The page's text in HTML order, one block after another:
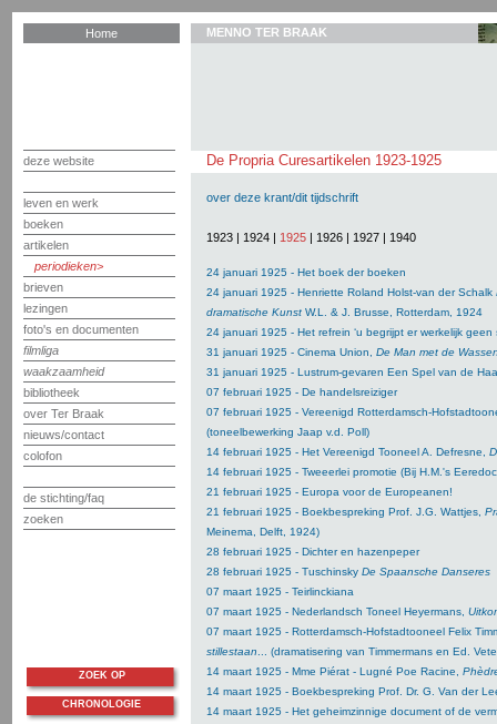
Home
deze website
leven en werk
boeken
artikelen
periodieken
brieven
lezingen
foto's en documenten
filmliga
waakzaamheid
bibliotheek
over Ter Braak
nieuws/contact
colofon
de stichting/faq
zoeken
MENNO TER BRAAK
De Propria Curesartikelen 1923-1925
over deze krant/dit tijdschrift
1923 | 1924 | 1925 | 1926 | 1927 | 1940
24 januari 1925 - Het boek der boeken
24 januari 1925 - Henriette Roland Holst-van der Schalk
dramatische Kunst W.L. & J. Brusse, Rotterdam, 1924
24 januari 1925 - Het refrein ‘u begrijpt er werkelijk geen
31 januari 1925 - Cinema Union, De Man met de
31 januari 1925 - Lustrum-gevaren Een Spel van de
07 februari 1925 - De handelsreiziger
07 februari 1925 - Vereenigd Rotterdamsch-
(toneelbewerking Jaap v.d. Poll)
14 februari 1925 - Het Vereenigd Tooneel A. Defresne,
14 februari 1925 - Tweeerlei promotie (Bij H.M.'s
21 februari 1925 - Europa voor de Europeanen!
21 februari 1925 - Boekbespreking Prof. J.G. Wattjes,
Meinema, Delft, 1924)
28 februari 1925 - Dichter en hazenpeper
28 februari 1925 - Tuschinsky De Spaansche Danseres
07 maart 1925 - Teirlinckiana
07 maart 1925 - Nederlandsch Toneel Heyermans,
07 maart 1925 - Rotterdamsch-Hofstadtooneel Felix
stillestaan ... (dramatisering van Timmermans en Ed.
14 maart 1925 - Mme Piérat - Lugné Poe Racine,
14 maart 1925 - Boekbespreking Prof. Dr. G. Van der
14 maart 1925 - Het geheimzinnige document of de
ZOEK OP
CHRONOLOGIE